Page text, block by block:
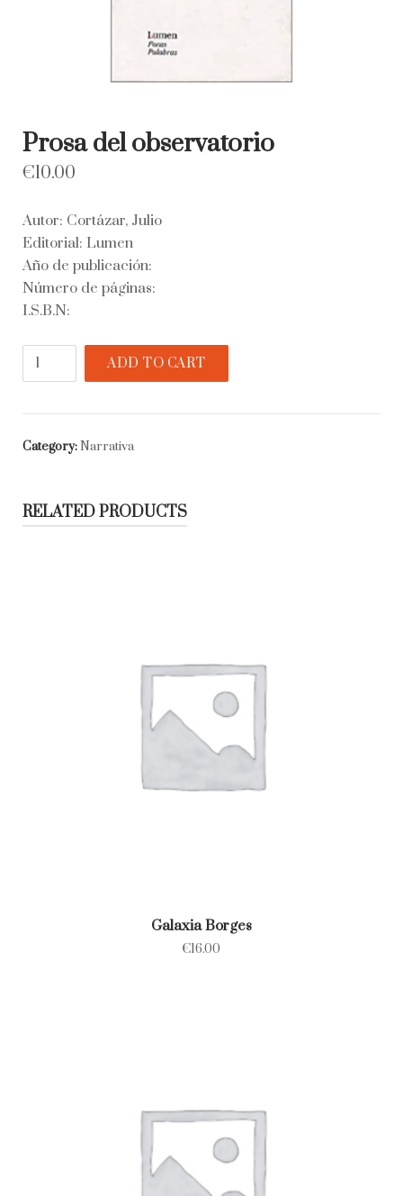
Prosa del observatorio
€10.00
Autor: Cortázar, Julio
Editorial: Lumen
Año de publicación:
Número de páginas:
I.S.B.N:
Prosa
quantity
ADD TO CART
Category:Narrativa
RELATED PRODUCTS
Galaxia Borges
€16.00